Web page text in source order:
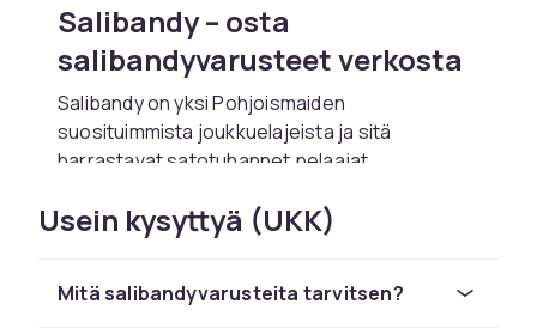
Salibandy – osta
salibandyvarusteet verkosta
Salibandy on yksi Pohjoismaiden
suosituimmista joukkuelajeista ja sitä
harrastavat satotuhannet pelaajat
nopea, tekninen ja vaatii hyvää kuntoa,
koordinaatiota ja joukkuepelaamista.
pelaavat salibandya, ja laji tunnetaan
Usein kysyttyä (UKK)
Mitä salibandyvarusteita tarvitsen?